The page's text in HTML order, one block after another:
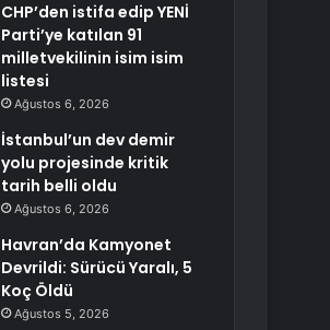
CHP’den istifa edip YENİ
Parti’ye katılan 91
milletvekilinin isim isim
listesi
Ağustos 6, 2026
İstanbul’un dev demir
yolu projesinde kritik
tarih belli oldu
Ağustos 6, 2026
Havran’da Kamyonet
Devrildi: Sürücü Yaralı, 5
Koç Öldü
Ağustos 5, 2026